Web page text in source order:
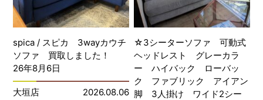
spica / スピカ 3wayカウチ
ソファ 買取しました！
26年8月6日
大垣店 2026.08.06
☆3シーターソファ 可動式
ヘッドレスト グレーカラ
ー ハイバック ローバッ
ク ファブリック アイアン
脚 3人掛け ワイド2シー